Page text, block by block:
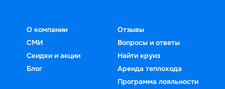
О компании
СМИ
Скидки и акции
Блог
Отзывы
Вопросы и ответы
Найти круиз
Аренда теплохода
Программа лояльности